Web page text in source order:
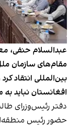
عبدالسلام حنفی،
مقام‌های سازمان
بین‌المللی انتقاد
افغانستان نباید
دفتر رئیس‌وزرای
حضور رئیس